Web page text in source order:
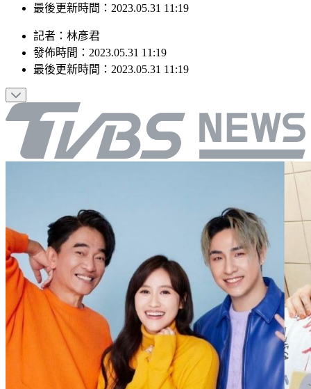
發佈時間：2023.05.31 11:19
最後更新時間：2023.05.31 11:19